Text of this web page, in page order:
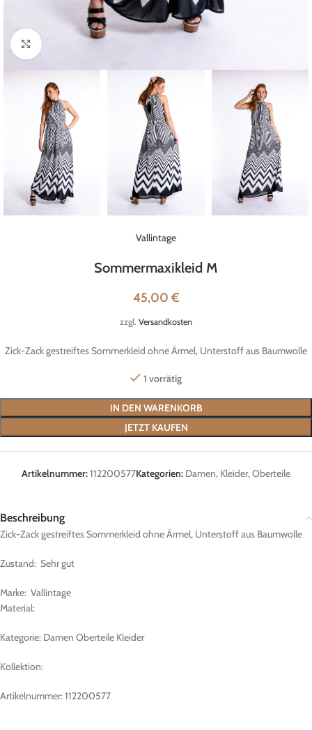
Klick zum Vergrößern
Vallintage
Sommermaxikleid M
45,00 €
zzgl. Versandkosten
Zick-Zack gestreiftes Sommerkleid ohne Ärmel, Unterstoff aus Baumwolle
1 vorrätig
IN DEN WARENKORB
JETZT KAUFEN
Artikelnummer:112200577Kategorien: Damen, Kleider, Oberteile
Beschreibung
Zick-Zack gestreiftes Sommerkleid ohne Ärmel, Unterstoff aus Baumwolle
Zustand: Sehr gut
Marke: Vallintage
Material:
Kategorie: Damen Oberteile Kleider
Kollektion:
Artikelnummer: 112200577